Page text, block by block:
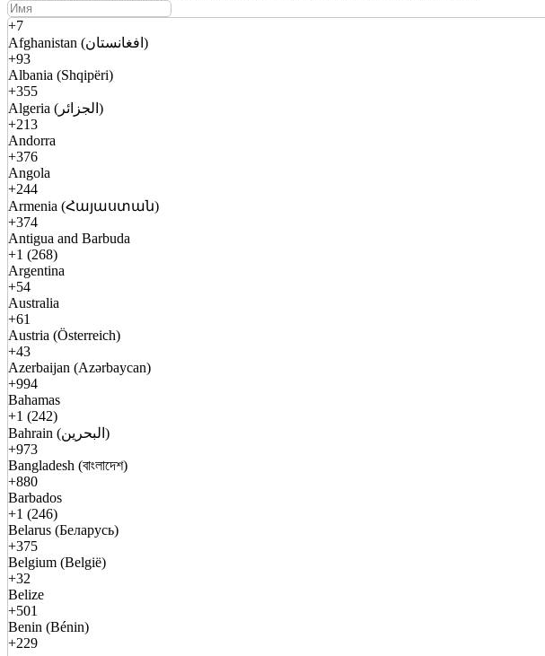
+7
Afghanistan (افغانستان)
+93
Albania (Shqipëri)
+355
Algeria (الجزائر)
+213
Andorra
+376
Angola
+244
Armenia (Հայաստան)
+374
Antigua and Barbuda
+1 (268)
Argentina
+54
Australia
+61
Austria (Österreich)
+43
Azerbaijan (Azərbaycan)
+994
Bahamas
+1 (242)
Bahrain (البحرين)
+973
Bangladesh (বাংলাদেশ)
+880
Barbados
+1 (246)
Belarus (Беларусь)
+375
Belgium (België)
+32
Belize
+501
Benin (Bénin)
+229